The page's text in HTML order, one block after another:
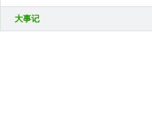
大事记